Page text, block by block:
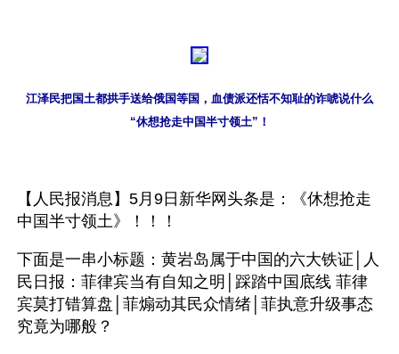
江泽民把国土都拱手送给俄国等国，血债派还恬不知耻的诈唬说什么
“休想抢走中国半寸领土”！
【人民报消息】5月9日新华网头条是：《休想抢走
中国半寸领土》！！！
下面是一串小标题：黄岩岛属于中国的六大铁证│人
民日报：菲律宾当有自知之明│踩踏中国底线 菲律
宾莫打错算盘│菲煽动其民众情绪│菲执意升级事态
究竟为哪般？